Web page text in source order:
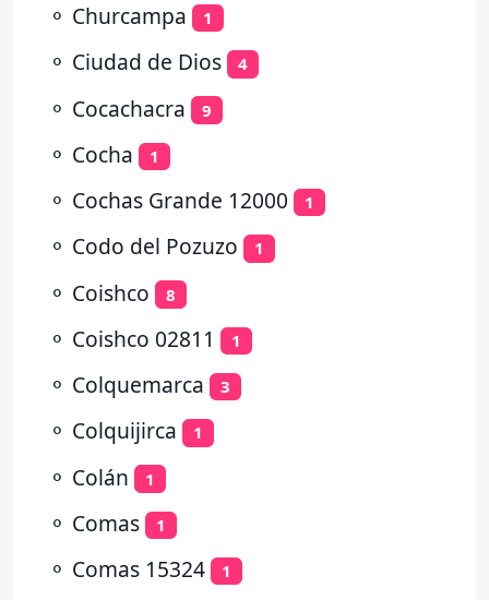
⚬ Churcampa 1
⚬ Ciudad de Dios 4
⚬ Cocachacra 9
⚬ Cocha 1
⚬ Cochas Grande 12000 1
⚬ Codo del Pozuzo 1
⚬ Coishco 8
⚬ Coishco 02811 1
⚬ Colquemarca 3
⚬ Colquijirca 1
⚬ Colán 1
⚬ Comas 1
⚬ Comas 15324 1